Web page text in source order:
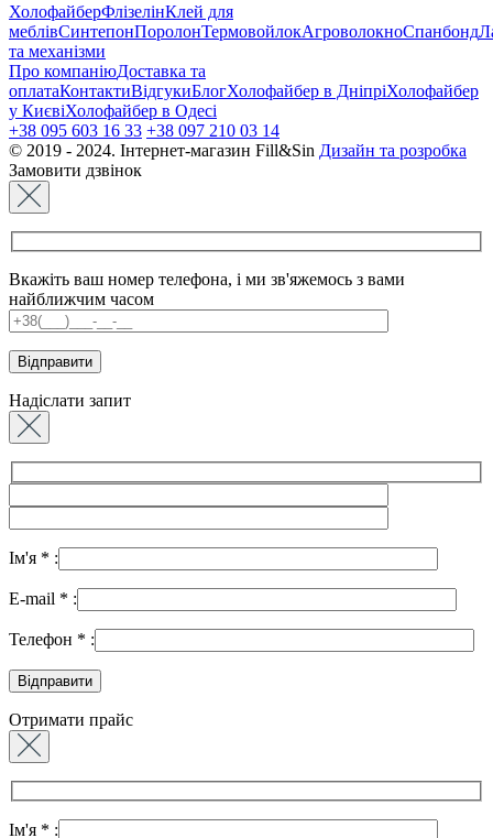
ХолофайберФлізелінКлей для
меблівСинтепонПоролонТермовойлокАгроволокноСпанбонд
та механізми
Про компаніюДоставка та
оплатаКонтактиВідгукиБлогХолофайбер в ДніпріХолофайбер
у КиєвіХолофайбер в Одесі
+38 095 603 16 33 +38 097 210 03 14
© 2019 - 2024. Інтернет-магазин Fill&Sin Дизайн та розробка
Замовити дзвінок
Вкажіть ваш номер телефона, і ми зв'яжемось з вами
найближчим часом
Надіслати запит
Ім'я * :
E-mail * :
Телефон * :
Отримати прайс
Ім'я * :